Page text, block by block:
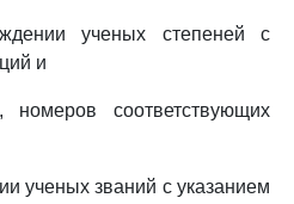
ученых степеней с
и
соответствующих
ученых званий с указанием